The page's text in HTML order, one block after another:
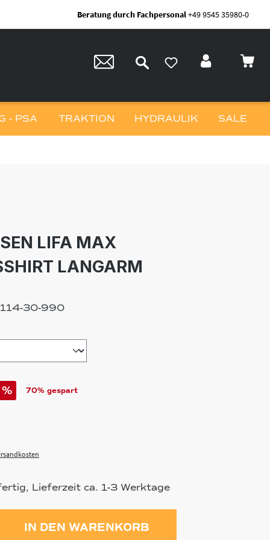
Beratung durch Fachpersonal+49 9545 35980-0
- PSA TRAKTION HYDRAULIK SALE
LIFA MAX
LANGARM
30-990
% 70% gespart
Lieferzeit ca. 1-3 Werktage
Gib den gewünschten Wert
IN DEN WARENKORB